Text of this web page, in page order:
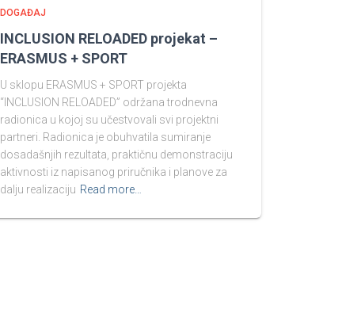
DOGAĐAJ
INCLUSION RELOADED projekat –
ERASMUS + SPORT
U sklopu ERASMUS + SPORT projekta
“INCLUSION RELOADED” održana trodnevna
radionica u kojoj su učestvovali svi projektni
partneri. Radionica je obuhvatila sumiranje
dosadašnjih rezultata, praktičnu demonstraciju
aktivnosti iz napisanog priručnika i planove za
dalju realizaciju Read more…